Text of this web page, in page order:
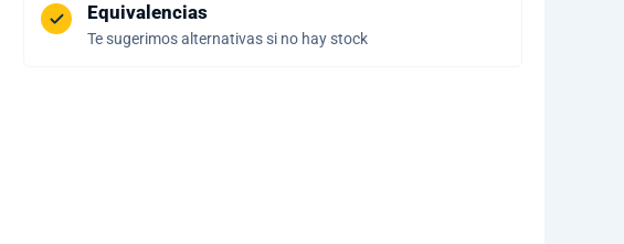
Equivalencias
Te sugerimos alternativas si no hay stock